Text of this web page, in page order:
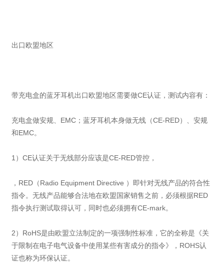
出口欧盟地区
带充电盒的蓝牙耳机出口欧盟地区需要做CE认证，测试内容有：
充电盒做安规、EMC；蓝牙耳机本身做无线（CE-RED）、安规
和EMC。
1）CE认证关于无线部分应该是CE-RED管控，
，RED（Radio Equipment Directive ）即针对无线产品的符合性
指令。无线产品能够合法地在欧盟国家销售之前，必须根据RED
指令执行测试取得认可，同时也必须拥有CE-mark。
2）RoHS是由欧盟立法制定的一项强制性标准，它的全称是《关
于限制在电子电气设备中使用某些有害成分的指令》，ROHS认
证也称为环保认证。